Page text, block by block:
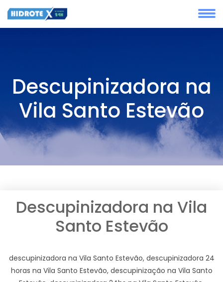
Descupinizadora na
Vila Santo Estevão
Descupinizadora na Vila
Santo Estevão
descupinizadora na Vila Santo Estevão, descupinizadora 24
horas na Vila Santo Estevão, descupinização na Vila Santo